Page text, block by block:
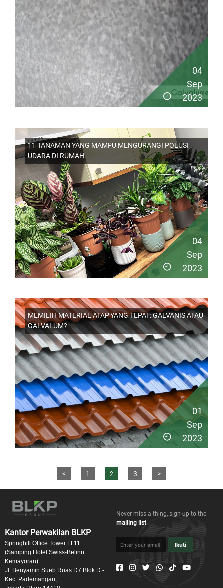
04
Sep
2023
11 TANAMAN YANG MAMPU MENGURANGI POLUSI
UDARA DI RUMAH
04
Sep
2023
MEMILIH MATERIAL ATAP YANG TEPAT: GALVANIS ATAU
GALVALUM?
01
Sep
2023
< 1 2 3 >
Kantor Perwakilan BLKP
Springhill Office Tower Lt.11
(Samping Hotel Swiss-Belinn
Kemayoran)
Jl. Benyamin Sueb Ruas D7 Blok D -
Kec. Pademangan,
Never miss a thing, sign up to the
mailing list
Ikuti